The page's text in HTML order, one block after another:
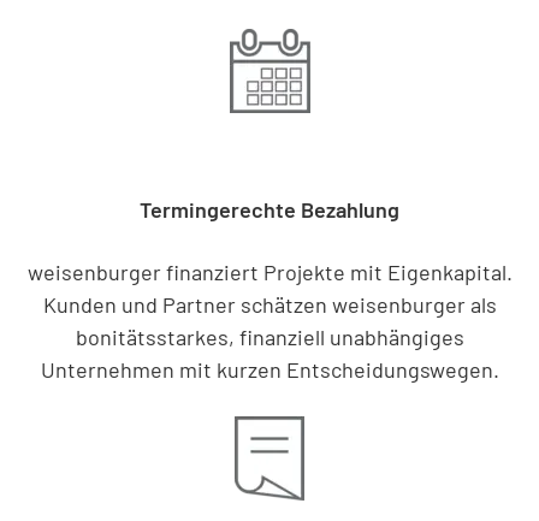
Termingerechte Bezahlung
weisenburger finanziert Projekte mit Eigenkapital.
Kunden und Partner schätzen weisenburger als
bonitätsstarkes, finanziell unabhängiges
Unternehmen mit kurzen Entscheidungswegen.